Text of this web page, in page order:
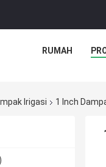
RUMAH
Irigasi 1 Inch